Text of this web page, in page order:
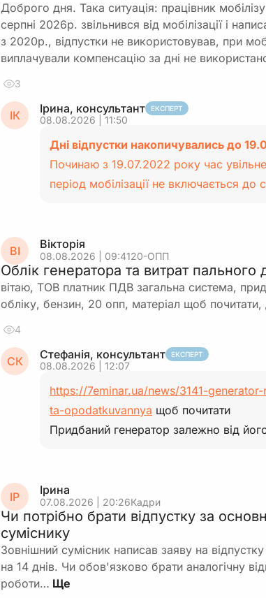
Доброго дня. Така ситуація: працівник
серпні 2026р. звільнився від мобілізації і
з 2020р., відпустки не використовував, при
виплачували компенсацію за дні не
3
ІК Ірина, консультант ЕКСПЕРТ
08.08.2026 | 11:50
Дні відпустки накопичувались до
Починаю з 19.07.2022 року час
період мобілізації не включається до
ВІ Вікторія
08.08.2026 | 09:4120-ОПП
Облік генератора та витрат
вітаю, ТОВ платник ПДВ загальна система,
обліку, бензин, 20 опп, матеріал щоб
4
СК Стефанія, консультант ЕКСПЕРТ
08.08.2026 | 12:07
https://7eminar.ua/news/3141-
ta-opodatkuvannya щоб почитати
Придбаний генератор залежно від
ІР Ірина
07.08.2026 | 20:26Кадри
Чи потрібно брати відпустку за
суміснику
Зовнішний сумісник написав заяву на
на 14 днів. Чи обов'язково брати аналогічну
роботи…